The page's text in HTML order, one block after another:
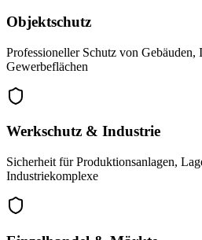
Objektschutz
Professioneller Schutz von Gebäuden,
Gewerbeflächen
Werkschutz & Industrie
Sicherheit für Produktionsanlagen,
Industriekomplexe